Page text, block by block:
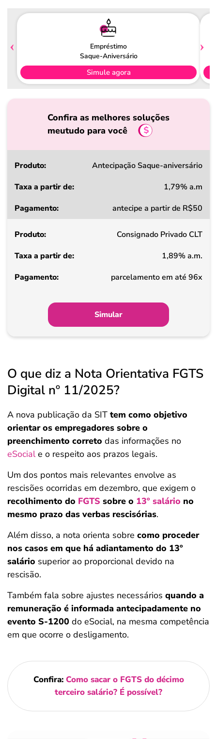
Empréstimo
Saque-Aniversário
Simule agora
Confira as melhores soluções
meutudo para você
Produto
a
de
Pagamento
Antecipação Saque-aniversário
1,79% a.m
antecipe a partir de R$50
Consignado Privado CLT
1,89% a.m.
parcelamento em até 96x
Simular
O que diz a Nota Orientativa FGTS
Digital nº 11/2025?
A nova publicação da SIT tem como objetivo
orientar os empregadores sobre o
preenchimento correto das informações no
eSociale o respeito aos prazos legais.
Um dos pontos mais relevantes envolve as
rescisões ocorridas em dezembro, que exigem o
recolhimento do FGTS sobre o 13º salário no
mesmo prazo das verbas rescisórias.
Além disso, a nota orienta sobre como proceder
nos casos em que há adiantamento do 13º
salário superior ao proporcional devido na
rescisão.
Também fala sobre ajustes necessários quando a
remuneração é informada antecipadamente no
evento S-1200 do eSocial, na mesma competência
em que ocorre o desligamento.
Confira: Como sacar o FGTS do décimo
terceiro salário? É possível?